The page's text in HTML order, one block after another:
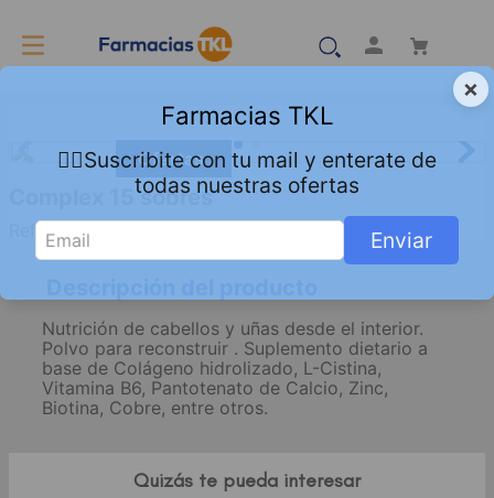
Ofertas
Complex 15 sobres
Referencia
Nutrición de cabellos y uñas desde el interior.
Polvo para reconstruir . Suplemento dietario a
base de Colágeno hidrolizado, L-Cistina,
Vitamina B6, Pantotenato de Calcio, Zinc,
Biotina, Cobre, entre otros.
Quizás te pueda interesar
×
Farmacias TKL
👇🏻Suscribite con tu mail y enterate de
todas nuestras ofertas
Enviar